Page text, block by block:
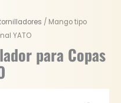
/ Mango tipo
YATO
para Copas